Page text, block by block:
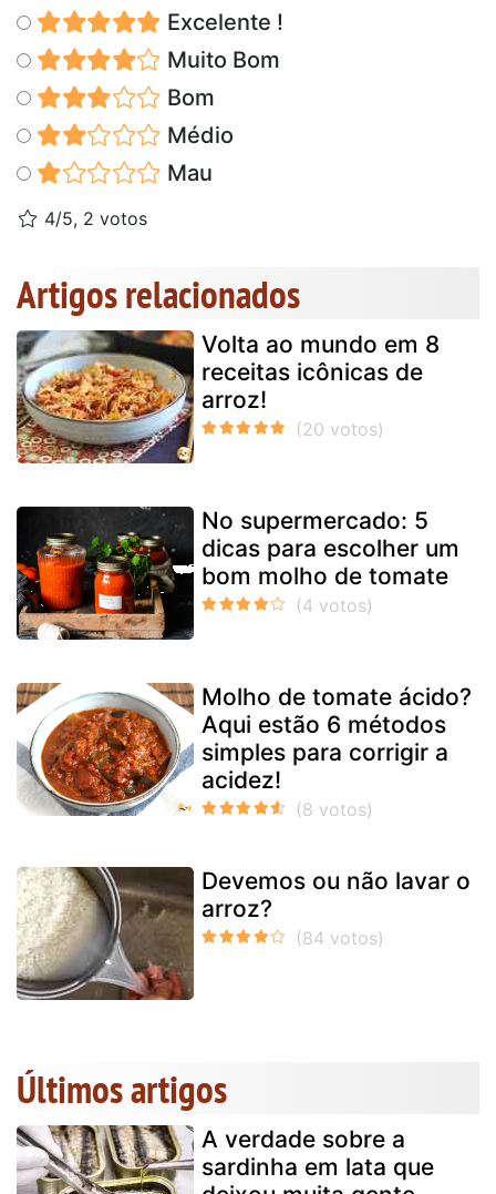
Excelente !
Muito Bom
Bom
Médio
Mau
4/5, 2 votos
Artigos relacionados
Volta ao mundo em 8
receitas icônicas de
arroz!
No supermercado: 5
dicas para escolher um
bom molho de tomate
Molho de tomate ácido?
Aqui estão 6 métodos
simples para corrigir a
acidez!
Devemos ou não lavar o
arroz?
Últimos artigos
A verdade sobre a
sardinha em lata que